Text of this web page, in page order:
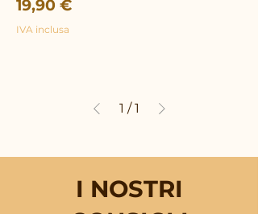
Prezzo
19,90 €
IVA inclusa
1 / 1
I NOSTRI